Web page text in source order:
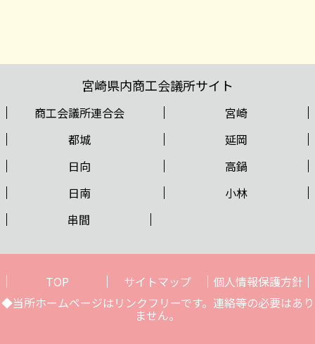
宮崎県内商工会議所サイト
商工会議所連合会
宮崎
都城
延岡
日向
高鍋
日南
小林
串間
TOP サイトマップ
個人情報保護方針
◆当所ホームページはリンクフリーです。連絡等の必要はあり
ません。